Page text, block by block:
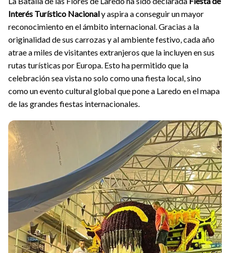
Interés Turístico Nacionaly aspira a conseguir un mayor
reconocimiento en el ámbito internacional. Gracias a la
originalidad de sus carrozas y al ambiente festivo, cada año
atrae a miles de visitantes extranjeros que la incluyen en sus
rutas turísticas por Europa. Esto ha permitido que la
celebración sea vista no solo como una fiesta local, sino
como un evento cultural global que pone a Laredo en el mapa
de las grandes fiestas internacionales.